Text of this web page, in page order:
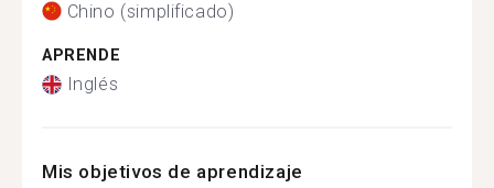
Chino (simplificado)
APRENDE
Inglés
Mis objetivos de aprendizaje